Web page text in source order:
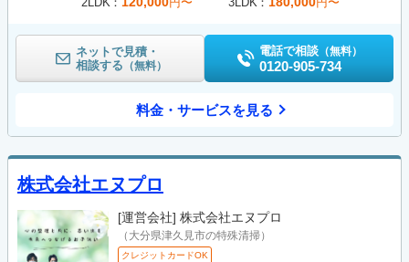
ネットで見積・
相談する （無料）
電話で相談 （無料）
0120-905-734
料金・サービスを見る
株式会社エヌプロ
[運営会社] 株式会社エヌプロ
（大分県津久見市の特殊清掃）
クレジットカードOK